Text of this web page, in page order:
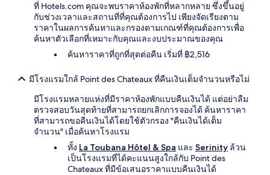
ที่ Hotels.com คุณจะพบราคาห้องพักที่หลากหลาย ซึ่งขึ้นอยู่
กับช่วงเวลาและสถานที่ที่คุณต้องการไป เพียงจัดเรียงตาม
ราคาในผลการค้นหาและกรองตามเกณฑ์ที่คุณต้องการเพื่อ
ค้นหาตัวเลือกที่เหมาะกับคุณและงบประมาณของคุณ
ค้นหาราคาที่ถูกที่สุดต่อคืน เริ่มที่ ฿2,516
มีโรงแรมใกล้ Point des Chateaux ที่คืนเงินเต็มจำนวนหรือไม่
มีโรงแรมหลายแห่งที่มีราคาห้องพักแบบคืนเงินได้ แต่อย่าลืม
ตรวจสอบวันสุดท้ายที่สามารถยกเลิกการจองได้ ค้นหาราคา
ที่สามารถขอคืนเงินได้โดยใช้ตัวกรอง "คืนเงินได้เต็ม
จำนวน" เมื่อค้นหาโรงแรม
ทั้ง La Toubana Hôtel & Spa และ Serinity ล้วน
เป็นโรงแรมที่ได้คะแนนสูงใกล้กับ Point des
Chateaux ที่มีข้อเสนอราคาแบบคืนเงินได้